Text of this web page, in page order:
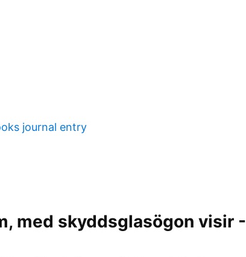
journal entry
med skyddsglasögon visir -